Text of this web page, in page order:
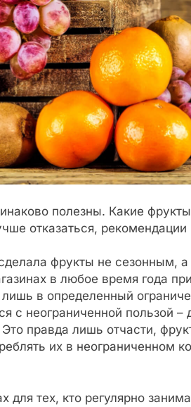
полезны. Какие
отказаться,
фрукты не сезонным,
в любое время года
в определенный
с неограниченной пользой –
правда лишь отчасти,
их в неограниченном
для тех, кто регулярно